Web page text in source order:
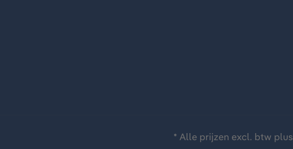
* Alle prijzen excl. btw plus